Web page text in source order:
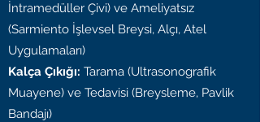
İntramedüller Çivi) ve Ameliyatsız
(Sarmiento İşlevsel Breysi, Alçı, Atel
Uygulamaları)
Kalça Çıkığı: Tarama (Ultrasonografik
Muayene) ve Tedavisi (Breysleme, Pavlik
Bandajı)